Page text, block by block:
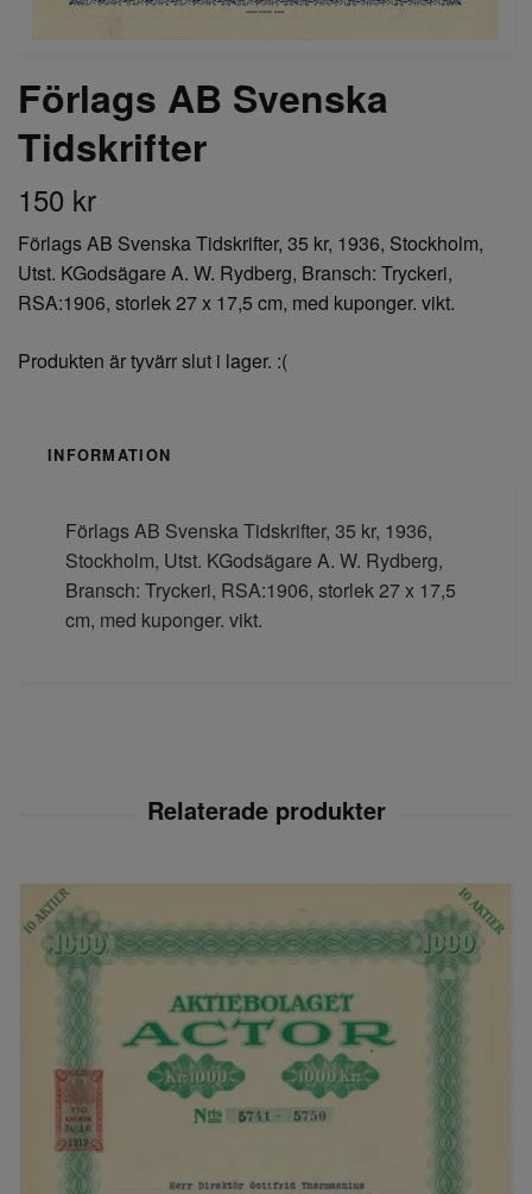
Förlags AB Svenska
Tidskrifter
150 kr
Förlags AB Svenska Tidskrifter, 35 kr, 1936, Stockholm,
Utst. KGodsägare A. W. Rydberg, Bransch: Tryckeri,
RSA:1906, storlek 27 x 17,5 cm, med kuponger. vikt.
Produkten är tyvärr slut i lager. :(
INFORMATION
Förlags AB Svenska Tidskrifter, 35 kr, 1936,
Stockholm, Utst. KGodsägare A. W. Rydberg,
Bransch: Tryckeri, RSA:1906, storlek 27 x 17,5
cm, med kuponger. vikt.